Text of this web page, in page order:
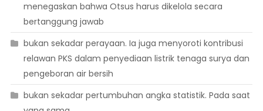
menegaskan bahwa Otsus harus dikelola secara
bertanggung jawab
bukan sekadar perayaan. Ia juga menyoroti kontribusi
relawan PKS dalam penyediaan listrik tenaga surya dan
pengeboran air bersih
bukan sekadar pertumbuhan angka statistik. Pada saat